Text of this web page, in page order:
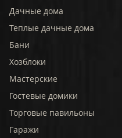
Дачные дома
Теплые дачные дома
Бани
Хозблоки
Мастерские
Гостевые домики
Торговые павильоны
Гаражи